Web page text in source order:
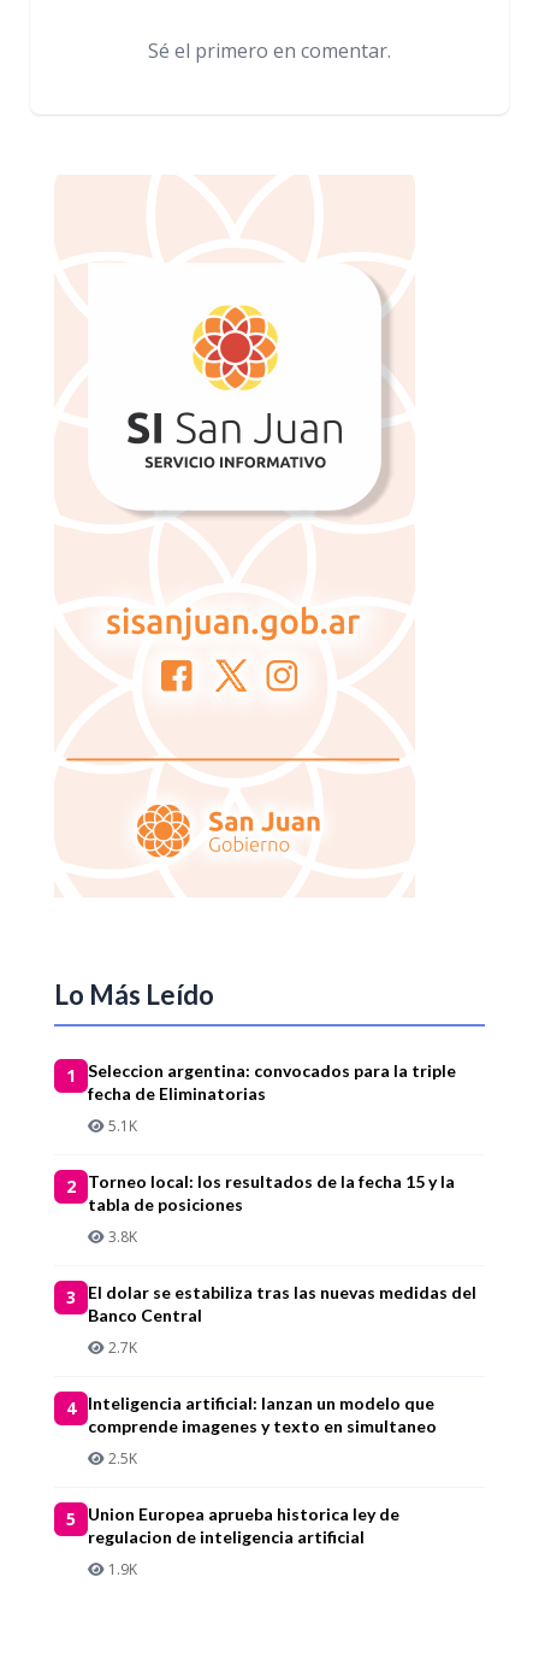
Sé el primero en comentar.
Lo Más Leído
1
Seleccion argentina: convocados para la triple
fecha de Eliminatorias
5.1K
2
Torneo local: los resultados de la fecha 15 y la
tabla de posiciones
3.8K
3
El dolar se estabiliza tras las nuevas medidas del
Banco Central
2.7K
4
Inteligencia artificial: lanzan un modelo que
comprende imagenes y texto en simultaneo
2.5K
5
Union Europea aprueba historica ley de
regulacion de inteligencia artificial
1.9K